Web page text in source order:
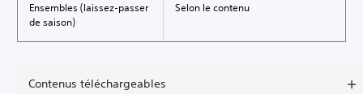
Ensembles (laissez-passer
de saison)
Selon le contenu
Contenus téléchargeables